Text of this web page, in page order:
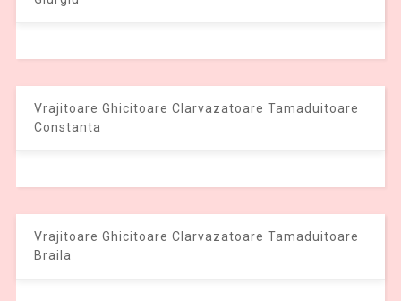
Vrajitoare Ghicitoare Clarvazatoare Tamaduitoare
Constanta
Vrajitoare Ghicitoare Clarvazatoare Tamaduitoare
Braila